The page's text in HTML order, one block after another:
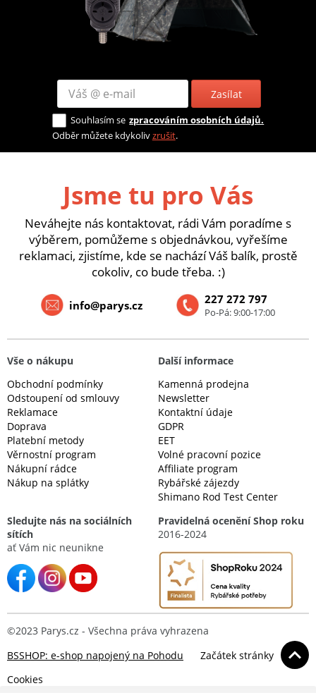
Zasílat
Souhlasím se zpracováním osobních údajů.
Odběr můžete kdykolivzrušit.
Jsme tu pro Vás
Neváhejte nás kontaktovat, rádi Vám poradíme s
výběrem, pomůžeme s objednávkou, vyřešíme
reklamaci, zjistíme, kde se nachází Váš balík, prostě
cokoliv, co bude třeba. :)
227 272 797
Po-Pá: 9:00-17:00
info@parys.cz
Vše o nákupu
Obchodní podmínky
Odstoupení od smlouvy
Reklamace
Doprava
Platební metody
Věrnostní program
Nákupní rádce
Nákup na splátky
Další informace
Kamenná prodejna
Newsletter
Kontaktní údaje
GDPR
EET
Volné pracovní pozice
Affiliate program
Rybářské zájezdy
Shimano Rod Test Center
Sledujte nás na sociálních
sítích
ať Vám nic neunikne
Pravidelná ocenění Shop roku
2016-2024
©2023 Parys.cz - Všechna práva vyhrazena
BSSHOP: e-shop napojený na Pohodu
Začátek stránky
Cookies